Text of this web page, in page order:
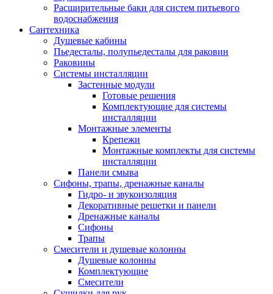
Расширительные баки для систем питьевого
водоснабжения
Сантехника
Душевые кабины
Пьедесталы, полупьедесталы для раковин
Раковины
Системы инсталляции
Застенные модули
Готовые решения
Комплектующие для системы
инсталляции
Монтажные элементы
Крепежи
Монтажные комплекты для системы
инсталляции
Панели смыва
Сифоны, трапы, дренажные каналы
Гидро- и звукоизоляция
Декоративные решетки и панели
Дренажные каналы
Сифоны
Трапы
Смесители и душевые колонны
Душевые колонны
Комплектующие
Смесители